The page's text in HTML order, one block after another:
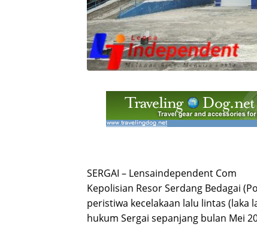
SERGAI – Lensaindependent Com
Kepolisian Resor Serdang Bedagai
peristiwa kecelakaan lalu lintas (laka
hukum Sergai sepanjang bulan Mei